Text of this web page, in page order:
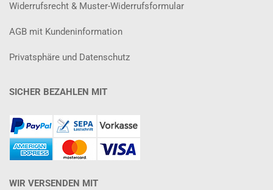
Widerrufsrecht & Muster-Widerrufsformular
AGB mit Kundeninformation
Privatsphäre und Datenschutz
SICHER BEZAHLEN MIT
WIR VERSENDEN MIT